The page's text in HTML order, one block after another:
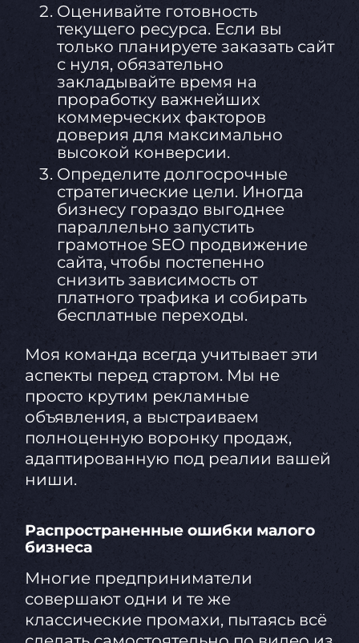
Оценивайте готовность
текущего ресурса. Если вы
только планируете заказать сайт
с нуля, обязательно
закладывайте время на
проработку важнейших
коммерческих факторов
доверия для максимально
высокой конверсии.
Определите долгосрочные
стратегические цели. Иногда
бизнесу гораздо выгоднее
параллельно запустить
грамотное SEO продвижение
сайта, чтобы постепенно
снизить зависимость от
платного трафика и собирать
бесплатные переходы.
Моя команда всегда учитывает эти
аспекты перед стартом. Мы не
просто крутим рекламные
объявления, а выстраиваем
полноценную воронку продаж,
адаптированную под реалии вашей
ниши.
Распространенные ошибки малого
бизнеса
Многие предприниматели
совершают одни и те же
классические промахи, пытаясь всё